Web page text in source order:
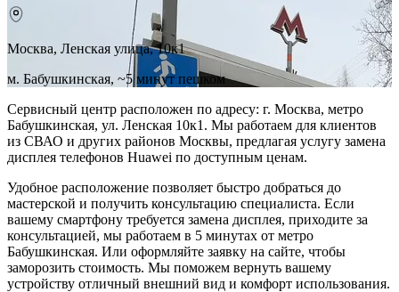
Москва, Ленская улица, 10к1
м. Бабушкинская, ~5 минут пешком
Сервисный центр расположен по адресу: г. Москва, метро
Бабушкинская, ул. Ленская 10к1. Мы работаем для клиентов
из СВАО и других районов Москвы, предлагая услугу замена
дисплея телефонов Huawei по доступным ценам.
Удобное расположение позволяет быстро добраться до
мастерской и получить консультацию специалиста. Если
вашему смартфону требуется замена дисплея, приходите за
консультацией, мы работаем в 5 минутах от метро
Бабушкинская. Или оформляйте заявку на сайте, чтобы
заморозить стоимость. Мы поможем вернуть вашему
устройству отличный внешний вид и комфорт использования.